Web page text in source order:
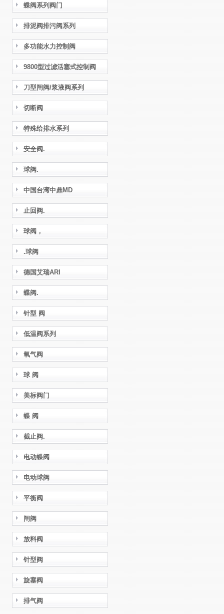
蝶阀系列阀门
排泥阀排污阀系列
多功能水力控制阀
9800型过滤活塞式控制阀
刀型闸阀/浆液阀系列
切断阀
特殊给排水系列
安全阀.
球阀.
中国台湾中鼎MD
止回阀.
球阀，
.球阀
德国艾瑞ARI
蝶阀.
针型 阀
低温阀系列
氧气阀
球 阀
美标阀门
蝶 阀
截止阀.
电动蝶阀
电动球阀
平衡阀
闸阀
放料阀
针型阀
旋塞阀
排气阀